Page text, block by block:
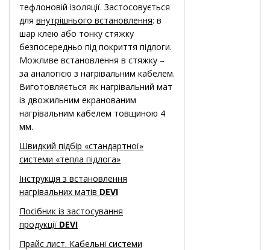
тефлоновій ізоляції. Застосовується
для внутрішнього встановлення: в
шар клею або тонку стяжку
безпосередньо під покриття підлоги.
Можливе встановлення в стяжку –
за аналогією з нагрівальним кабелем.
Виготовляється як нагрівальний мат
із двожильним екранованим
нагрівальним кабелем товщиною 4
мм.
Швидкий підбір «стандартної»
системи «тепла підлога»
Інструкція з встановлення
нагрівальних матів DEVI
Посібник із застосування
продукції DEVI
Прайс лист. Кабельні системи